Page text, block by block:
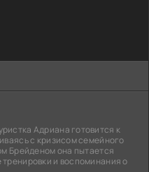
Адриана готовится к
с кризисом семейного
Брейденом она пытается
и воспоминания о